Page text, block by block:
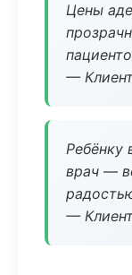
Цены
—
Ребёнку
врач —
—